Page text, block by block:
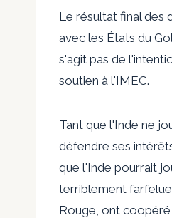
Le résultat final des
avec les États du
s'agit pas de
soutien à l'IMEC.
Tant que l'Inde ne
défendre ses
que l'Inde pourrait
terriblement
Rouge, ont coopéré